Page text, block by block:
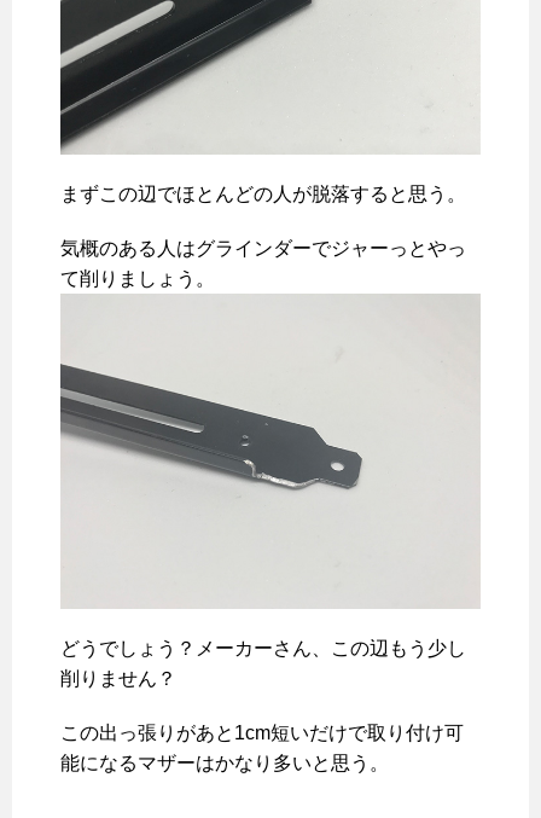
まずこの辺でほとんどの人が脱落すると思う。
気概のある人はグラインダーでジャーっとやっ
て削りましょう。
どうでしょう？メーカーさん、この辺もう少し
削りません？
この出っ張りがあと1cm短いだけで取り付け可
能になるマザーはかなり多いと思う。